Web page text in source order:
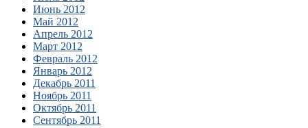
Июнь 2012
Май 2012
Апрель 2012
Март 2012
Февраль 2012
Январь 2012
Декабрь 2011
Ноябрь 2011
Октябрь 2011
Сентябрь 2011